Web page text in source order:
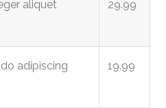
aliquet
29.99
adipiscing
19.99